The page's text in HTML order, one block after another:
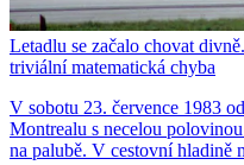
Letadlu se začalo chovat
triviální matematická chyba
V sobotu 23. července 1983
Montrealu s necelou
na palubě. V cestovní hladině